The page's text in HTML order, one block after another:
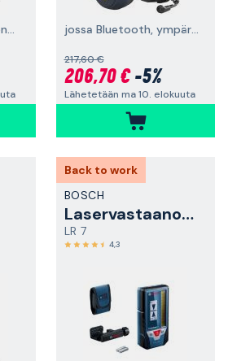
Bluetooth, ympäristönkuuntelu, päälakisanka jossa Bluetooth, ympäristönkuuntelu ja kypäräkiinnike
217,60 €
206,70 €-5%
Lähetetään ma 10. elokuuta
Back to work
BOSCH
Laservastaanotin
LR 7
4,3